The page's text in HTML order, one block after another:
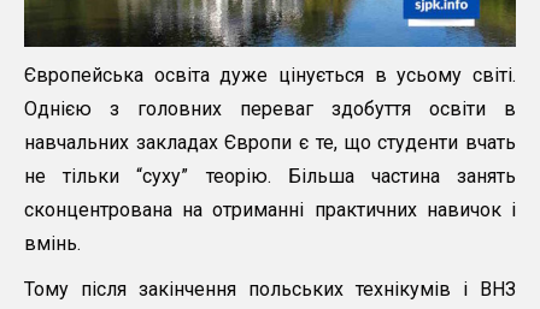
Європейська освіта дуже цінується в усьому світі.
Однією з головних переваг здобуття освіти в
навчальних закладах Європи є те, що студенти вчать
не тільки “суху” теорію. Більша частина занять
сконцентрована на отриманні практичних навичок і
вмінь.
Тому після закінчення польських технікумів і ВНЗ